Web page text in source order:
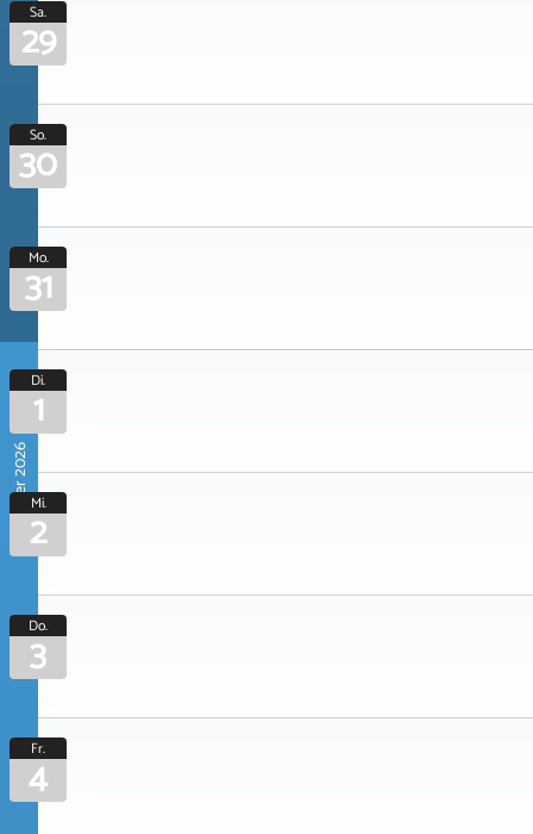
Sa.
29
So.
30
Mo.
31
September 2026
Di.
1
Mi.
2
Do.
3
Fr.
4